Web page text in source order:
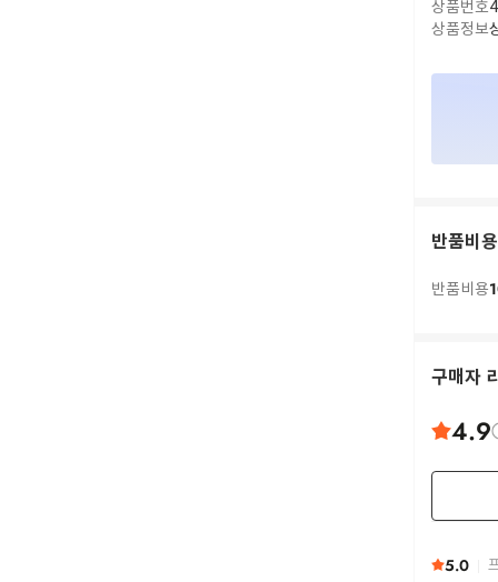
상품번호
상품정보
반품비용
반품비용
구매자
4.9
5.0